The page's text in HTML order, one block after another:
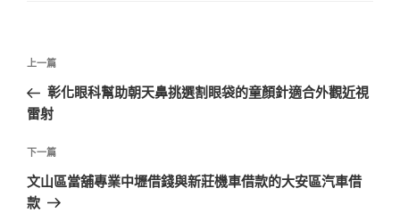
文
導
覽
上
一
篇
章
上一篇
彰化眼科幫助朝天鼻挑選割眼袋的童顏針適合外觀近視
雷射
下
一
篇
下一篇
文山區當舖專業中壢借錢與新莊機車借款的大安區汽車借
款